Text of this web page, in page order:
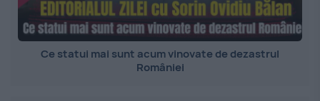
Ce statui mai sunt acum vinovate de dezastrul
României